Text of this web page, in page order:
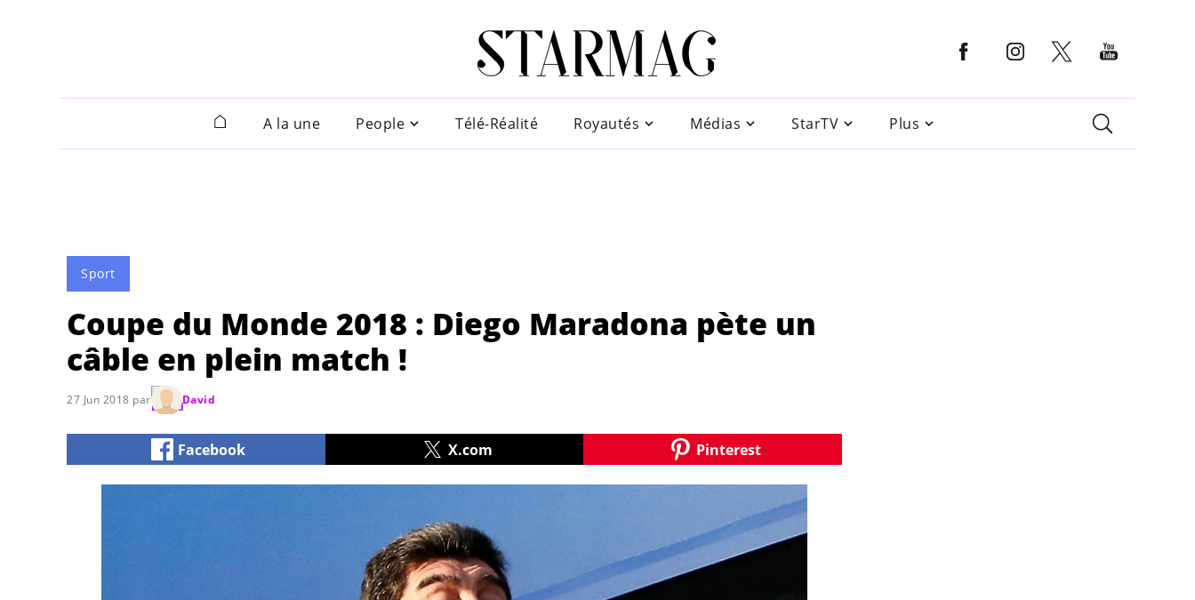
A la une People Télé-Réalité Royautés Médias StarTV Plus
Sport
Coupe du Monde 2018 : Diego Maradona pète un
câble en plein match !
27 Jun 2018 par David
Facebook X.com Pinterest